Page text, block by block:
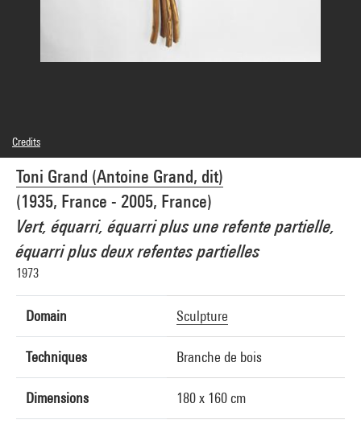
Toni Grand (Antoine Grand, dit)
(1935, France - 2005, France)
Vert, équarri, équarri plus une refente partielle,
équarri plus deux refentes partielles
1973
Domain Sculpture
Techniques Branche de bois
Dimensions 180 x 160 cm
Credits
© Adagp, Paris
Photo credits : Centre Pompidou, MNAM-CCI/Service de la documentation
photographique du MNAM/Dist. GrandPalaisRmn
Image reference : 4F45095 [1985 CX 0193]
Image presentation :GrandPalaisRmnPhoto